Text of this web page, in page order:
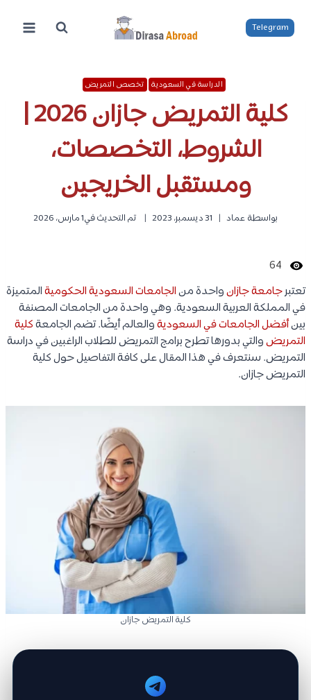
المحتوى
Telegram
الدراسة في السعودية تخصص التمريض
كلية التمريض جازان 2026 |
الشروط، التخصصات،
ومستقبل الخريجين
بواسطة عماد 31 ديسمبر، 2023 تم التحديث في1 مارس، 2026
64
تعتبرجامعة جازانواحدة منالجامعات السعودية الحكوميةالمتميزة
في المملكة العربية السعودية. وهي واحدة من الجامعات المصنفة
بينأفضل الجامعات في السعوديةوالعالم أيضًا. تضم الجامعةكلية
التمريضوالتي بدورها تطرح برامج التمريض للطلاب الراغبين في دراسة
التمريض. سنتعرف في هذا المقال على كافة التفاصيل حول كلية
التمريض جازان.
كلية التمريض جازان